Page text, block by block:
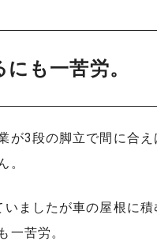
も一苦労。
が3段の脚立で間に合
。
ましたが車の屋根に
一苦労。